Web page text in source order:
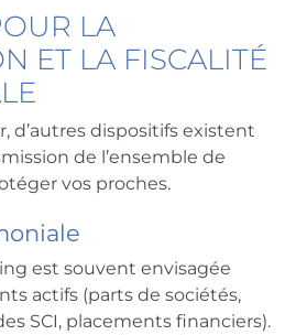
LA
ET LA FISCALITÉ
d’autres dispositifs existent
de l’ensemble de
vos proches.
est souvent envisagée
actifs (parts de sociétés,
SCI, placements financiers).